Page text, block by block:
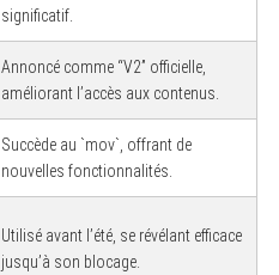
significatif.
Annoncé comme “V2” officielle,
améliorant l’accès aux contenus.
Succède au `mov`, offrant de
nouvelles fonctionnalités.
Utilisé avant l’été, se révélant efficace
jusqu’à son blocage.